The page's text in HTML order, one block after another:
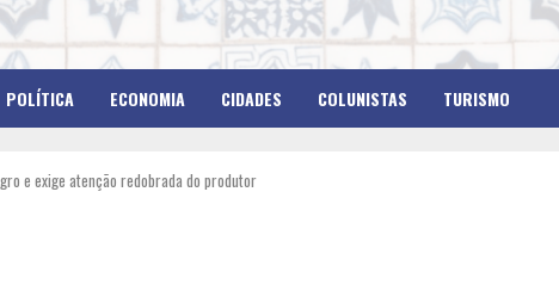
POLÍTICA ECONOMIA CIDADES COLUNISTAS TURISMO
e exige atenção redobrada do produtor